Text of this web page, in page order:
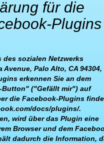
für die
Plugins
sozialen Netzwerks
Palo Alto, CA 94304,
erkennen Sie an dem
Button" ("Gefällt mir") auf
die Facebook-Plugins
docs/plugins/.
wird über das Plugin eine
Browser und dem
dadurch die Information,